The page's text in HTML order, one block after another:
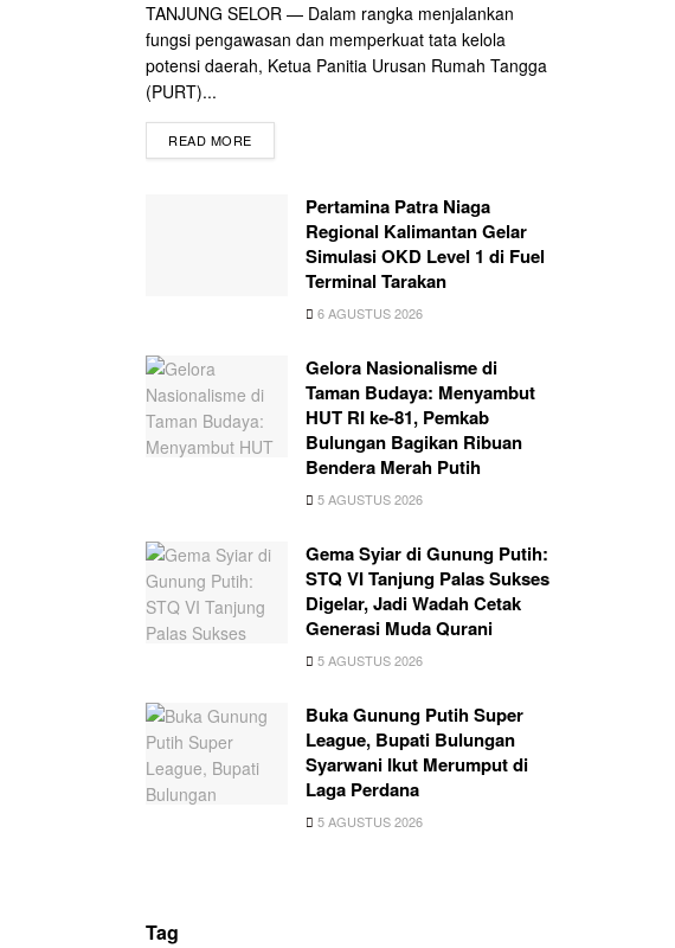
TANJUNG SELOR — Dalam rangka menjalankan
fungsi pengawasan dan memperkuat tata kelola
potensi daerah, Ketua Panitia Urusan Rumah Tangga
(PURT)...
READ MORE
Pertamina Patra Niaga
Regional Kalimantan Gelar
Simulasi OKD Level 1 di Fuel
Terminal Tarakan
6 AGUSTUS 2026
Gelora Nasionalisme di
Taman Budaya: Menyambut
HUT RI ke-81, Pemkab
Bulungan Bagikan Ribuan
Bendera Merah Putih
5 AGUSTUS 2026
Gema Syiar di Gunung Putih:
STQ VI Tanjung Palas Sukses
Digelar, Jadi Wadah Cetak
Generasi Muda Qurani
5 AGUSTUS 2026
Buka Gunung Putih Super
League, Bupati Bulungan
Syarwani Ikut Merumput di
Laga Perdana
5 AGUSTUS 2026
Tag